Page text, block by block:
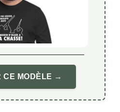
CE MODÈLE →